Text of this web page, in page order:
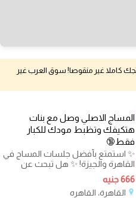
كاملا غير منقوصا! سوق العرب غير
المساج الاصلي وصل مع بنات
هتكيفك وتظبط مودك للكبار
فقط🔞
✨ استمتع بأفضل جلسات المساج في
القاهرة والجيزة! ✨ هل تبحث عن
تجربة استرخاء فريدة ومميزة؟ نقدم
666 جنيه
القاهرة، القاهره